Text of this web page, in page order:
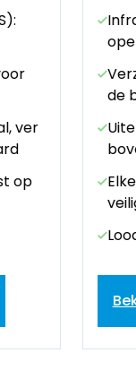
ver
op
de